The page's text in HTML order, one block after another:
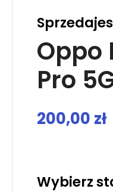
Oppo
Pro
200,00 zł
Wybierz